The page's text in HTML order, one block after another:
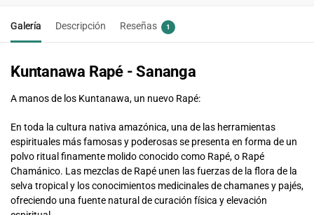
Galería Descripción Reseñas 1
Kuntanawa Rapé - Sananga
A manos de los Kuntanawa, un nuevo Rapé:
En toda la cultura nativa amazónica, una de las herramientas
espirituales más famosas y poderosas se presenta en forma de un
polvo ritual finamente molido conocido como Rapé, o Rapé
Chamánico. Las mezclas de Rapé unen las fuerzas de la flora de la
selva tropical y los conocimientos medicinales de chamanes y pajés,
ofreciendo una fuente natural de curación física y elevación